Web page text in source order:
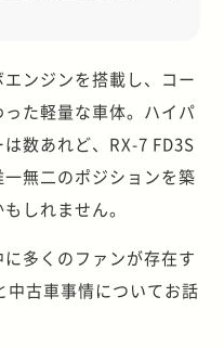
ンジンを搭載し、コー
た軽量な車体。ハイパ
数あれど、RX-7 FD3S
無二のポジションを築
しれません。
多くのファンが存在す
中古車事情についてお話